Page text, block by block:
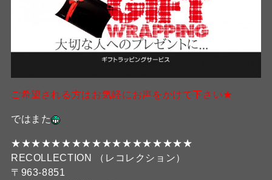
ご希望される方はお気軽にお声をかけて下さい★
ではまた
★★★★★★★★★★★★★★★★★★
RECOLLECTION （レコレクション）
〒963-8851